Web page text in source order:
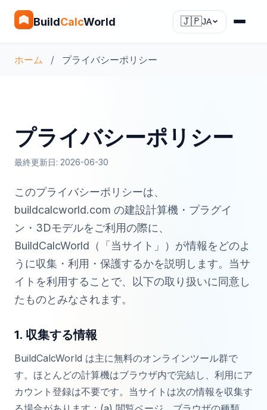
BuildCalcWorld 🇯🇵JA
ホーム / プライバシーポリシー
プライバシーポリシー
最終更新日: 2026-06-30
このプライバシーポリシーは、
buildcalcworld.com の建設計算機・プラグイ
ン・3Dモデルをご利用の際に、
BuildCalcWorld（「当サイト」）が情報をどのよ
うに収集・利用・保護するかを説明します。当サ
イトを利用することで、以下の取り扱いに同意し
たものとみなされます。
1. 収集する情報
BuildCalcWorld は主に無料のオンラインツール群で
す。ほとんどの計算機はブラウザ内で完結し、利用にア
カウント登録は不要です。当サイトは次の情報を収集す